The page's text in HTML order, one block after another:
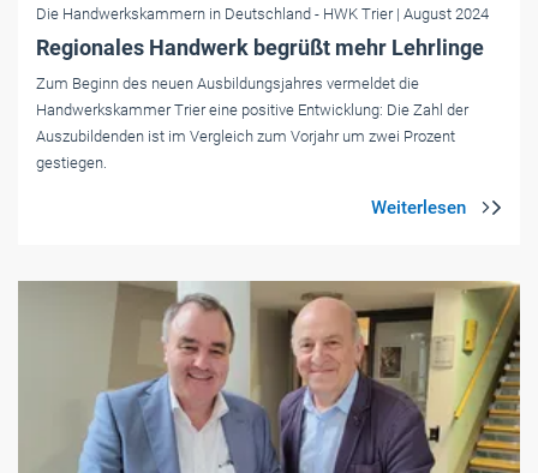
Die Handwerkskammern in Deutschland - HWK Trier | August 2024
Regionales Handwerk begrüßt mehr Lehrlinge
Zum Beginn des neuen Ausbildungsjahres vermeldet die
Handwerkskammer Trier eine positive Entwicklung: Die Zahl der
Auszubildenden ist im Vergleich zum Vorjahr um zwei Prozent
gestiegen.